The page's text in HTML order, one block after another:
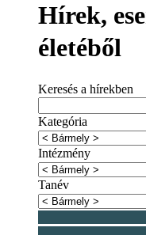
Hírek,
életéből
Keresés a hírekben
Kategória
Intézmény
Tanév